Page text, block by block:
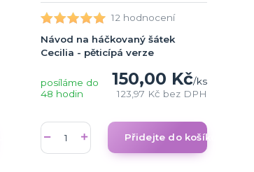
12 hodnocení
Návod na háčkovaný šátek
Cecilia - pěticípá verze
150,00 Kč/ks
123,97 Kč bez DPH
posíláme do
48 hodin
Přidejte do košíku